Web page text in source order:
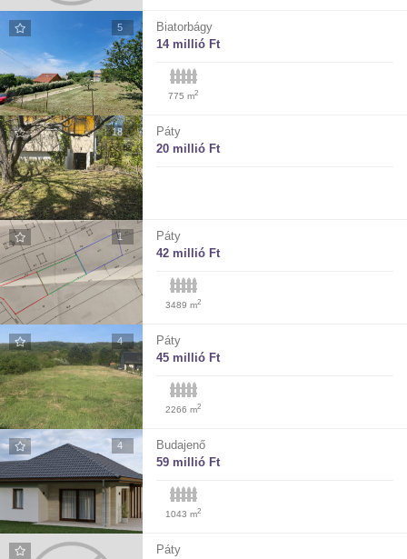
5
Biatorbágy
14 millió Ft
775 m2
18
Páty
20 millió Ft
1
Páty
42 millió Ft
3489 m2
4
Páty
45 millió Ft
2266 m2
4
Budajenő
59 millió Ft
1043 m2
Páty